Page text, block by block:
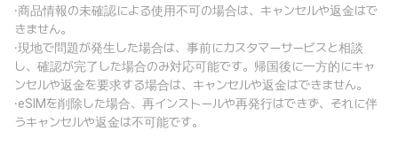
·商品情報の未確認による使用不可の場合は、キャンセルや返金はで
きません。
·現地で問題が発生した場合は、事前にカスタマーサービスと相談
し、確認が完了した場合のみ対応可能です。帰国後に一方的にキャ
ンセルや返金を要求する場合は、キャンセルや返金はできません。
·eSIMを削除した場合、再インストールや再発行はできず、それに伴
うキャンセルや返金は不可能です。